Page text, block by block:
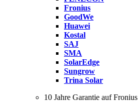
Fronius
GoodWe
Huawei
Kostal
SAJ
SMA
SolarEdge
Sungrow
Trina Solar
10 Jahre Garantie auf Fronius